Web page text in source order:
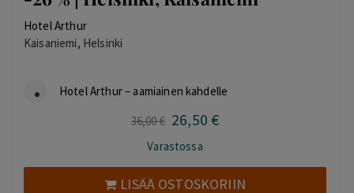
Hotel Arthur
Kaisaniemi, Helsinki
Hotel Arthur – aamiainen kahdelle
36,00€ Alkuperäinen
oli:
36,00 €.
26,50 €Nykyinen
26,50 €.
Varastossa
LISÄÄ OSTOSKORIIN